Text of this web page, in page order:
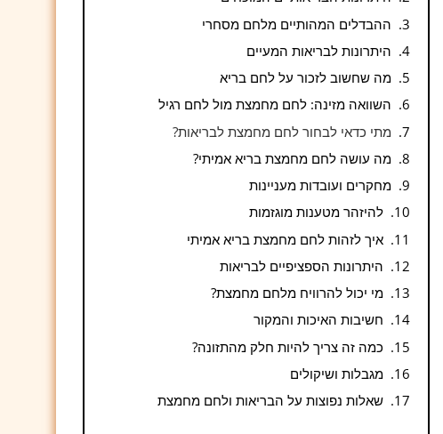
ההבדלים המהותיים מלחם מסחרי
היתרונות לבריאות המעיים
מה שחשוב לזכור על לחם בריא
השוואה מזינה: לחם מחמצת מול לחם רגיל
מתי כדאי לבחור לחם מחמצת לבריאות?
מה עושה לחם מחמצת בריא אמיתי?
מחקרים ועובדות מעניינות
להיזהר מטענות מוגזמות
איך לזהות לחם מחמצת בריא אמיתי
היתרונות הספציפיים לבריאות
מי יכול להרוויח מלחם מחמצת?
חשיבות האיכות והמקור
כמה זה צריך להיות חלק מהתזונה?
מגבלות ושיקולים
שאלות נפוצות על הבריאות ולחם מחמצת